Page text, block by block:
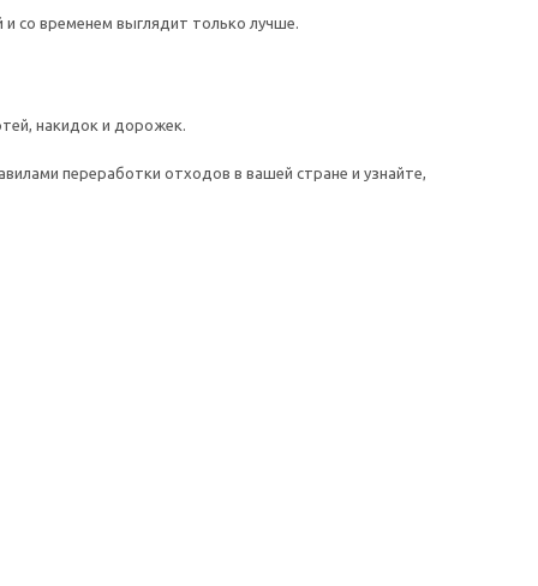
и со временем выглядит только лучше.
накидок и дорожек.
переработки отходов в вашей стране и узнайте,